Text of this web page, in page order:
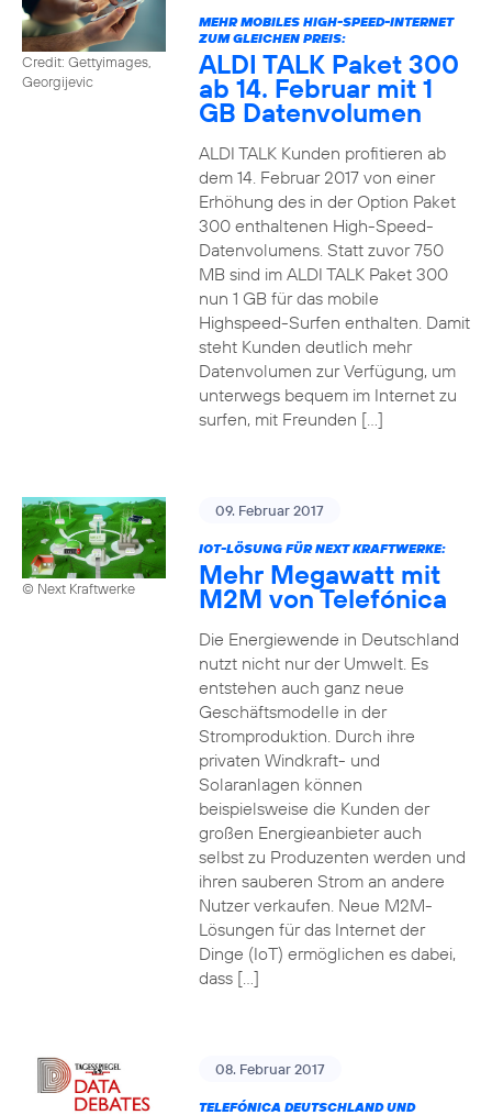
Credit: Gettyimages,
Georgijevic
MEHR MOBILES HIGH-SPEED-INTERNET
ZUM GLEICHEN PREIS:
ALDI TALK Paket 300
ab 14. Februar mit 1
GB Datenvolumen
ALDI TALK Kunden profitieren ab
dem 14. Februar 2017 von einer
Erhöhung des in der Option Paket
300 enthaltenen High-Speed-
Datenvolumens. Statt zuvor 750
MB sind im ALDI TALK Paket 300
nun 1 GB für das mobile
Highspeed-Surfen enthalten. Damit
steht Kunden deutlich mehr
Datenvolumen zur Verfügung, um
unterwegs bequem im Internet zu
surfen, mit Freunden […]
© Next Kraftwerke
09. Februar 2017
IOT-LÖSUNG FÜR NEXT KRAFTWERKE:
Mehr Megawatt mit
M2M von Telefónica
Die Energiewende in Deutschland
nutzt nicht nur der Umwelt. Es
entstehen auch ganz neue
Geschäftsmodelle in der
Stromproduktion. Durch ihre
privaten Windkraft- und
Solaranlagen können
beispielsweise die Kunden der
großen Energieanbieter auch
selbst zu Produzenten werden und
ihren sauberen Strom an andere
Nutzer verkaufen. Neue M2M-
Lösungen für das Internet der
Dinge (IoT) ermöglichen es dabei,
dass […]
08. Februar 2017
TELEFÓNICA DEUTSCHLAND UND